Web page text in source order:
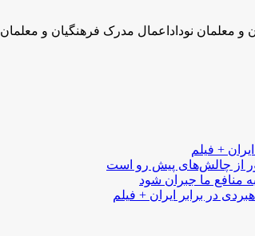
و معلمان نوداداعمال مدرک فرهنگیان و معلمان
+ فیلم
از چالش‌های پیش رو است
منافع ما جبران شود
در برابر ایران + فیلم